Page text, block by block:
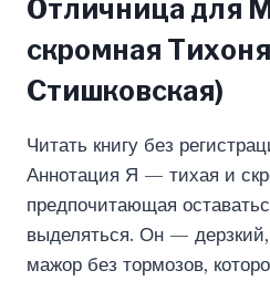
Отличница для
скромная
Стишковская)
Читать книгу без
Аннотация ​​​Я — тихая и
предпочитающая
выделяться. Он —
мажор без тормозов,